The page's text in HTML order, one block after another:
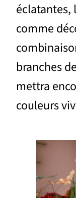
éclatantes,
comme
branches
mettra
couleurs